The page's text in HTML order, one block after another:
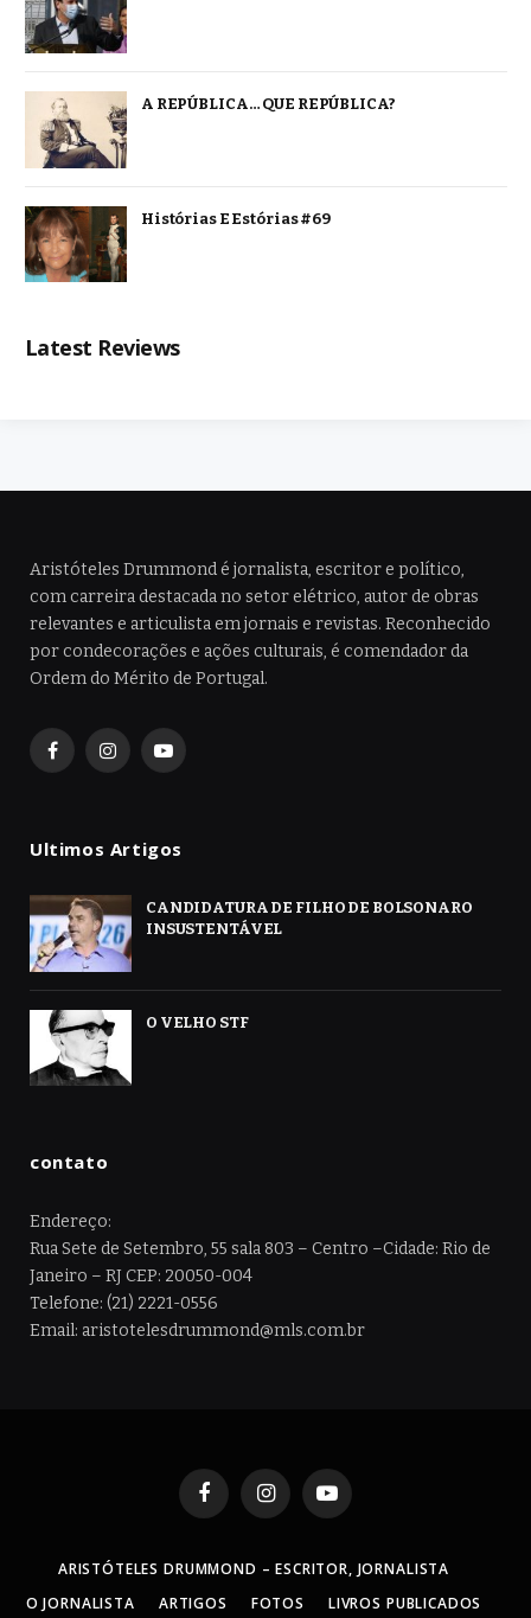
A REPÚBLICA… QUE REPÚBLICA?
Histórias E Estórias #69
Latest Reviews
Aristóteles Drummond é jornalista, escritor e político,
com carreira destacada no setor elétrico, autor de obras
relevantes e articulista em jornais e revistas. Reconhecido
por condecorações e ações culturais, é comendador da
Ordem do Mérito de Portugal.
FacebookInstagramYouTube
Ultimos Artigos
CANDIDATURA DE FILHO DE BOLSONARO
INSUSTENTÁVEL
O VELHO STF
contato
Endereço:
Rua Sete de Setembro, 55 sala 803 – Centro –Cidade: Rio de
Janeiro – RJ CEP: 20050-004
Telefone: (21) 2221-0556
Email: aristotelesdrummond@mls.com.br
FacebookInstagramYouTube
ARISTÓTELES DRUMMOND – ESCRITOR, JORNALISTA
O JORNALISTA
ARTIGOS FOTOS LIVROS PUBLICADOS